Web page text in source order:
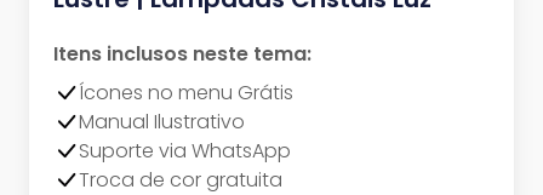
Itens inclusos neste tema:
Ícones no menu Grátis
Manual Ilustrativo
Suporte via WhatsApp
Troca de cor gratuita